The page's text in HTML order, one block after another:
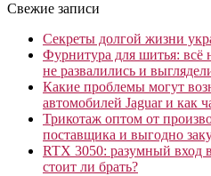
Свежие записи
Секреты долгой жизни
Фурнитура для шитья:
не развалились и
Какие проблемы могут
автомобилей Jaguar и как
Трикотаж оптом от
поставщика и выгодно
RTX 3050: разумный вход
стоит ли брать?